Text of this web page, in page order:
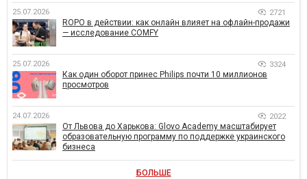
25.07.2026 2721
ROPO в действии: как онлайн влияет на офлайн-продажи
— исследование COMFY
25.07.2026 3324
Как один оборот принес Philips почти 10 миллионов
просмотров
24.07.2026 2022
От Львова до Харькова: Glovo Academy масштабирует
образовательную программу по поддержке украинского
бизнеса
БОЛЬШЕ